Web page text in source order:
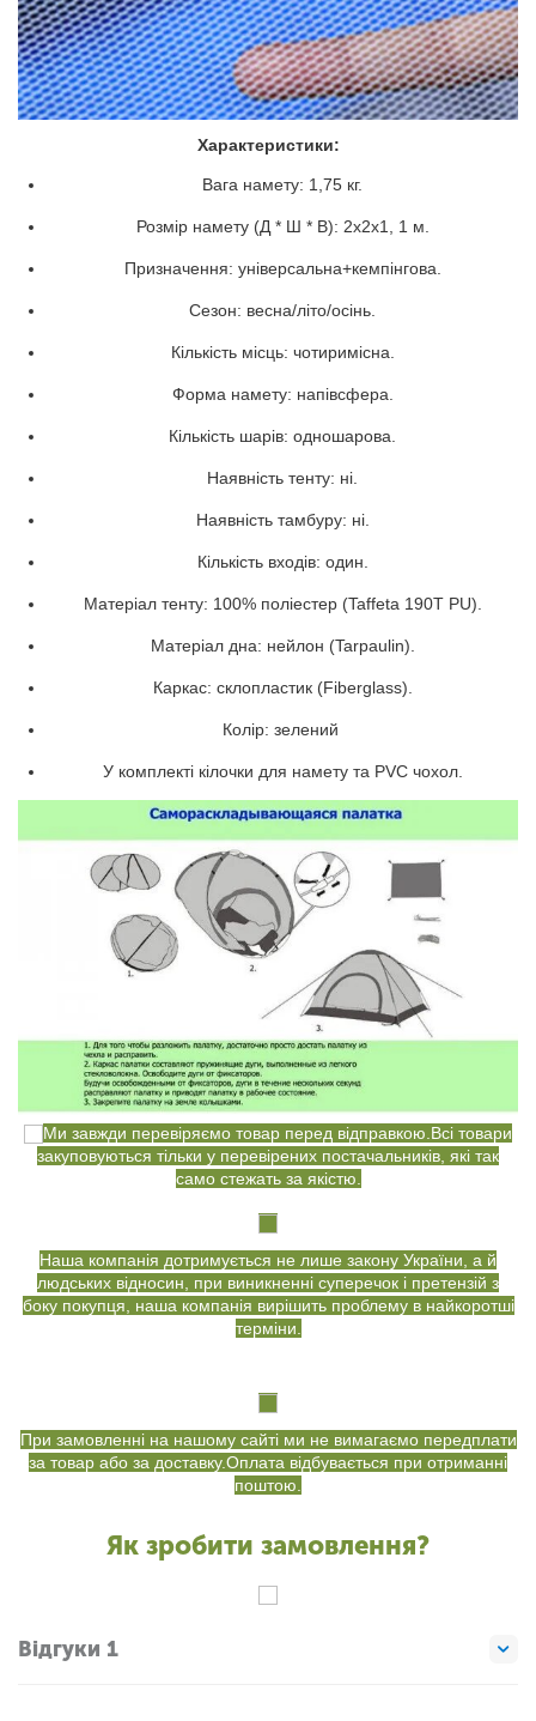
Характеристики:
Вага намету: 1,75 кг.
Розмір намету (Д * Ш * В): 2х2х1, 1 м.
Призначення: універсальна+кемпінгова.
Сезон: весна/літо/осінь.
Кількість місць: чотиримісна.
Форма намету: напівсфера.
Кількість шарів: одношарова.
Наявність тенту: ні.
Наявність тамбуру: ні.
Кількість входів: один.
Матеріал тенту: 100% поліестер (Taffeta 190T PU).
Матеріал дна: нейлон (Tarpaulin).
Каркас: склопластик (Fiberglass).
Колір: зелений
У комплекті кілочки для намету та PVC чохол.
Ми завжди перевіряємо товар перед відправкою.Всі товари
закуповуються тільки у перевірених постачальників, які так
само стежать за якістю.
Наша компанія дотримується не лише закону України, а й
людських відносин, при виникненні суперечок і претензій з
боку покупця, наша компанія вирішить проблему в найкоротші
терміни.
При замовленні на нашому сайті ми не вимагаємо передплати
за товар або за доставку.Оплата відбувається при отриманні
поштою.
Як зробити замовлення?
Відгуки 1